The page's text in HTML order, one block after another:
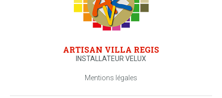
ARTISAN VILLA REGIS
INSTALLATEUR VELUX
Mentions légales